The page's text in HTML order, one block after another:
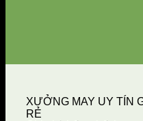
XƯỞNG MAY UY TÍN
RẺ